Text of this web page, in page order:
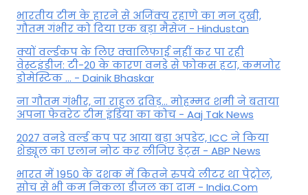
भारतीय टीम के हारने से अजिंक्य रहाणे का मन दुखी,
गौतम गंभीर को दिया एक बड़ा मैसेज - Hindustan
क्यों वर्ल्डकप के लिए क्वालिफाई नहीं कर पा रही
वेस्टइंडीज: टी-20 के कारण वनडे से फोकस हटा, कमजोर
डोमेस्टिक ... - Dainik Bhaskar
ना गौतम गंभीर, ना राहुल द्रव‍िड़... मोहम्मद शमी ने बताया
अपना फेवरेट टीम इंड‍िया का कोच - Aaj Tak News
2027 वनडे वर्ल्ड कप पर आया बड़ा अपडेट, ICC ने किया
शेड्यूल का एलान नोट कर लीजिए डेट्स - ABP News
भारत में 1950 के दशक में कितने रुपये लीटर था पेट्रोल,
सोच से भी कम निकला डीजल का दाम - India.Com